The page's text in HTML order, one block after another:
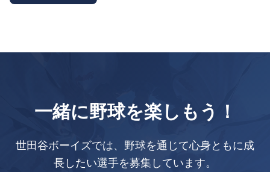
一緒に野球を楽しもう！
世田谷ボーイズでは、野球を通じて心身ともに成
長したい選手を募集しています。